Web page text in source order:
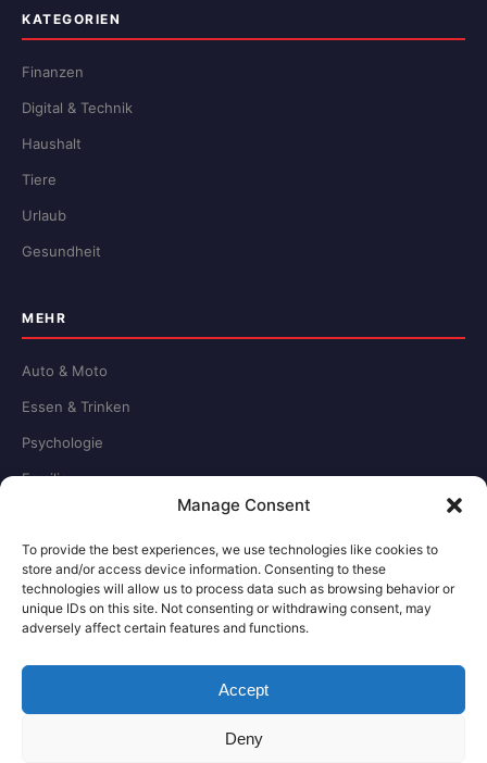
Manage Consent
To provide the best experiences, we use technologies like cookies to
store and/or access device information. Consenting to these
technologies will allow us to process data such as browsing behavior or
unique IDs on this site. Not consenting or withdrawing consent, may
adversely affect certain features and functions.
Accept
Deny
KATEGORIEN
Finanzen
Digital & Technik
Haushalt
Tiere
Urlaub
Gesundheit
MEHR
Auto & Moto
Essen & Trinken
Psychologie
Familie
RECHTLICHES
Redaktion
Impressum
Datenschutz